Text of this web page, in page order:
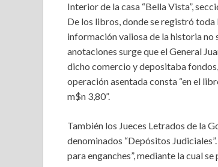
Interior de la casa “Bella Vista”,
De los libros, donde se registró
información valiosa de la historia no
anotaciones surge que el General
dicho comercio y depositaba
operación asentada consta “en el
m$n 3,80”.
También los Jueces Letrados de la
denominados “Depósitos
para enganches”, mediante la cual